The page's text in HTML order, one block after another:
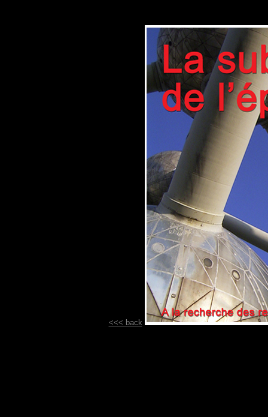
<<< back